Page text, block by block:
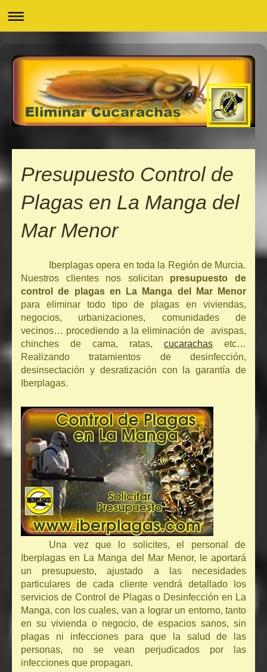
Presupuesto Control de
Plagas en La Manga del
Mar Menor
Iberplagas opera en toda la Región de Murcia.
Nuestros clientes nos solicitan presupuesto de
control de plagas en La Manga del Mar Menor
para eliminar todo tipo de plagas en viviendas,
negocios, urbanizaciones, comunidades de
vecinos… procediendo a la eliminación de avispas,
chinches de cama, ratas, cucarachas etc…
Realizando tratamientos de desinfección,
desinsectación y desratización con la garantía de
Iberplagas.
Una vez que lo solicites, el personal de
Iberplagas en La Manga del Mar Menor, le aportará
un presupuesto, ajustado a las necesidades
particulares de cada cliente vendrá detallado los
servicios de Control de Plagas o Desinfección en La
Manga, con los cuales, van a lograr un entorno, tanto
en su vivienda o negocio, de espacios sanos, sin
plagas ni infecciones para que la salud de las
personas, no se vean perjudicados por las
infecciones que propagan.